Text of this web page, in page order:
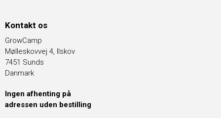
Kontakt os
GrowCamp
Mølleskovvej 4, Ilskov
7451 Sunds
Danmark
Ingen afhenting på
adressen uden bestilling